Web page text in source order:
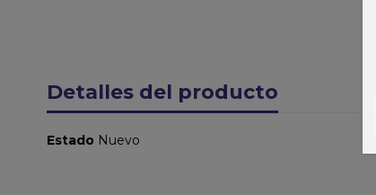
Detalles del producto
Estado Nuevo